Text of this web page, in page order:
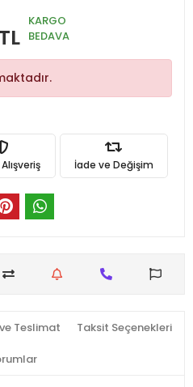
KARGO
BEDAVA
İade ve Değişim
Teslimat Taksit Seçenekleri